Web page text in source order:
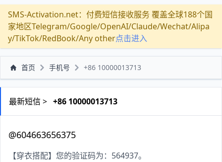
SMS-Activation.net：付费短信接收服务 覆盖全球188个国
家地区Telegram/Google/OpenAI/Claude/Wechat/Alipa
y/TikTok/RedBook/Any other点击进入
首页 手机号 +86 10000013713
最新短信 > +86 10000013713
@604663656375
【穿衣搭配】您的验证码为：564937。